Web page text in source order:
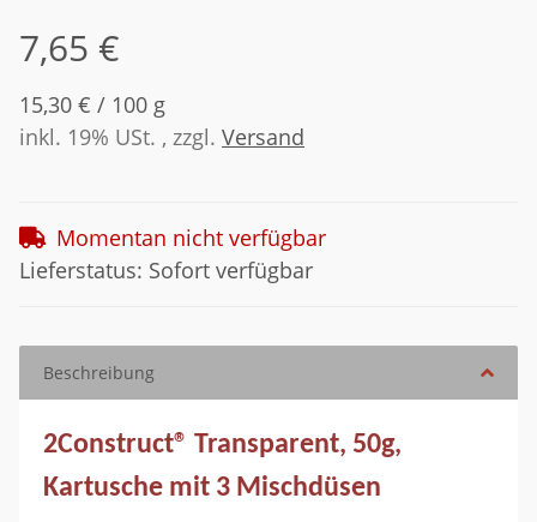
7,65 €
15,30 € / 100 g
inkl. 19% USt. , zzgl. Versand
Momentan nicht verfügbar
Lieferstatus: Sofort verfügbar
Beschreibung
2Construct® Transparent, 50g,
Kartusche mit 3 Mischdüsen